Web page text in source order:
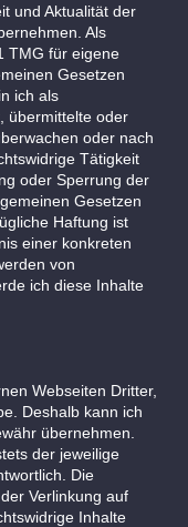
und Aktualität der
Als
TMG für eigene
Gesetzen
ich als
übermittelte oder
oder nach
Tätigkeit
oder Sperrung der
Gesetzen
Haftung ist
einer konkreten
von
ich diese Inhalte
Webseiten Dritter,
Deshalb kann ich
übernehmen.
der jeweilige
Die
Verlinkung auf
Inhalte